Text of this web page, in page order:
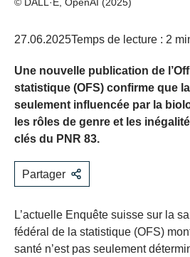
27.06.2025Temps de lecture : 2
Une nouvelle publication de
statistique (OFS) confirme que
seulement influencée par la
les rôles de genre et les
clés du PNR 83.
Partager
L’actuelle Enquête suisse sur la
fédéral de la statistique (OFS)
santé n’est pas seulement